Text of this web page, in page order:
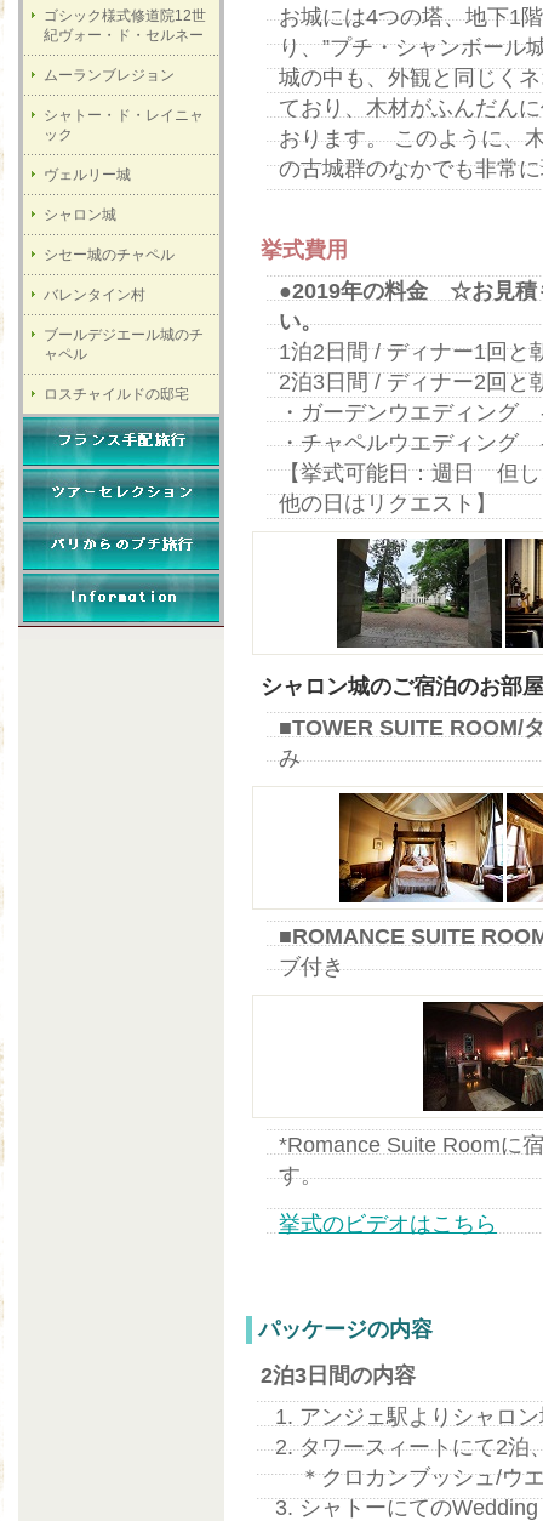
お城には4つの塔、地下1
り、”プチ・シャンボール
城の中も、外観と同じく
ており、木材がふんだん
おります。 このように、
の古城群のなかでも非常
挙式費用
●2019年の料金 ☆お見積
い。
1泊2日間 / ディナー1回
2泊3日間 / ディナー2回と
・ガーデンウエディン
・チャペルウエディン
【挙式可能日：週日 但し
他の日はリクエスト】
シャロン城のご宿泊のお部屋
■TOWER SUITE ROOM/
み
■ROMANCE SUITE
ブ付き
*Romance Suite Roomに
す。
挙式のビデオはこちら
パッケージの内容
2泊3日間の内容
アンジェ駅よりシャロ
タワースィートにて2泊
＊クロカンブッシュ/ウ
シャトーにての
ゴシック様式修道院12世
紀ヴォー・ド・セルネー
ムーランブレジョン
シャトー・ド・レイニャ
ック
ヴェルリー城
シャロン城
シセー城のチャペル
バレンタイン村
ブールデジエール城のチ
ャペル
ロスチャイルドの邸宅